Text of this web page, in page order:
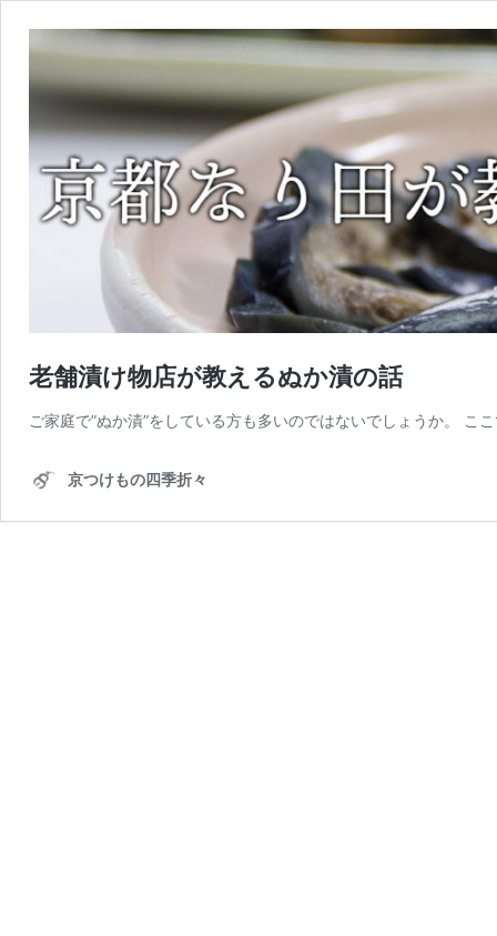
老舗漬け物店が教えるぬか漬の話
ご家庭で”ぬか漬”をしている方も多いのではないでしょうか。
京つけもの四季折々